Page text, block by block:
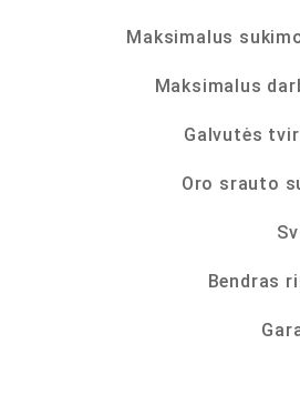
Maksimalus
Maksimalus
Galvutės
Oro srauto
Bendras